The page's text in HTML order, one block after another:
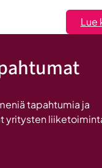
Lue
tapahtumia ja
yritysten